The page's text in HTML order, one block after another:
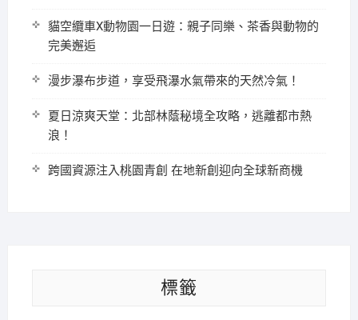
貓空纜車X動物園一日遊：親子同樂、茶香與動物的
完美邂逅
漫步瀑布步道，享受飛瀑水氣帶來的天然冷氣！
夏日涼爽天堂：北部林蔭秘境全攻略，逃離都市熱
浪！
跨國資源注入桃園青創 在地新創迎向全球新商機
標籤